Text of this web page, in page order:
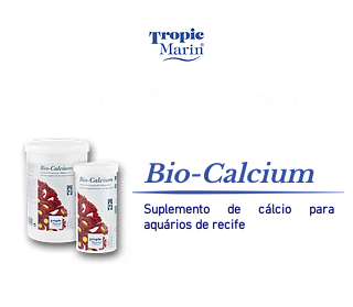
Bio-Calcium
Suplemento de cálcio para
aquários de recife